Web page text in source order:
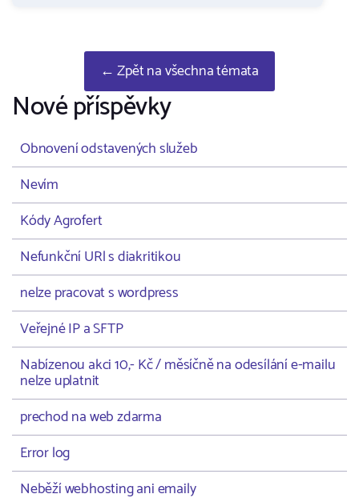
← Zpět na všechna témata
Nové příspěvky
Obnovení odstavených služeb
Nevím
Kódy Agrofert
Nefunkční URl s diakritikou
nelze pracovat s wordpress
Veřejné IP a SFTP
Nabízenou akci 10,- Kč / měsíčně na odesílání e-mailu
nelze uplatnit
prechod na web zdarma
Error log
Neběží webhosting ani emaily